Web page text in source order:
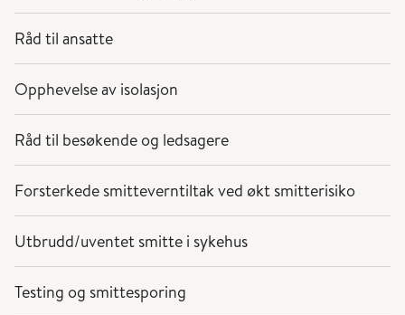
Råd til ansatte
Opphevelse av isolasjon
Råd til besøkende og ledsagere
Forsterkede smitteverntiltak ved økt smitterisiko
Utbrudd/uventet smitte i sykehus
Testing og smittesporing